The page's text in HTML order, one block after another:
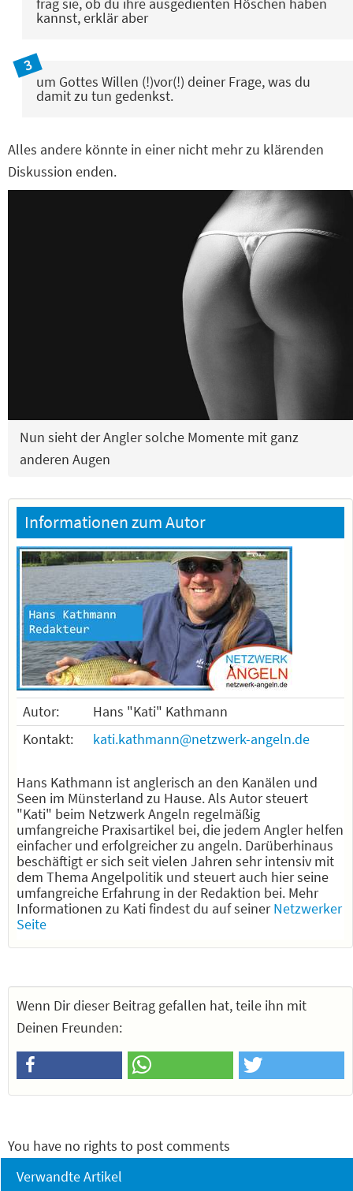
frag sie, ob du ihre ausgedienten Höschen haben
kannst, erklär aber
um Gottes Willen (!)vor(!) deiner Frage, was du
damit zu tun gedenkst.
Alles andere könnte in einer nicht mehr zu klärenden
Diskussion enden.
Nun sieht der Angler solche Momente mit ganz
anderen Augen
Informationen zum Autor
Autor:
Hans "Kati" Kathmann
Kontakt:
kati.kathmann@netzwerk-angeln.de
Hans Kathmann ist anglerisch an den Kanälen und
Seen im Münsterland zu Hause. Als Autor steuert
"Kati" beim Netzwerk Angeln regelmäßig
umfangreiche Praxisartikel bei, die jedem Angler helfen
einfacher und erfolgreicher zu angeln. Darüberhinaus
beschäftigt er sich seit vielen Jahren sehr intensiv mit
dem Thema Angelpolitik und steuert auch hier seine
umfangreiche Erfahrung in der Redaktion bei. Mehr
Informationen zu Kati findest du auf seinerNetzwerker
Seite
Wenn Dir dieser Beitrag gefallen hat, teile ihn mit
Deinen Freunden:
You have no rights to post comments
Verwandte Artikel